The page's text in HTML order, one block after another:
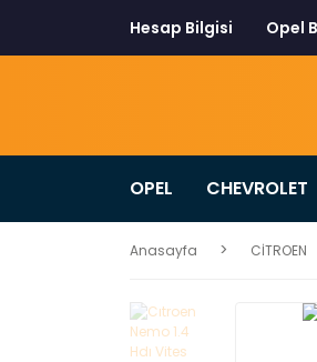
Hesap Bilgisi Opel
OPEL CHEVROLET
Anasayfa CİTROEN